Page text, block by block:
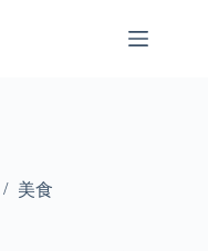
美食